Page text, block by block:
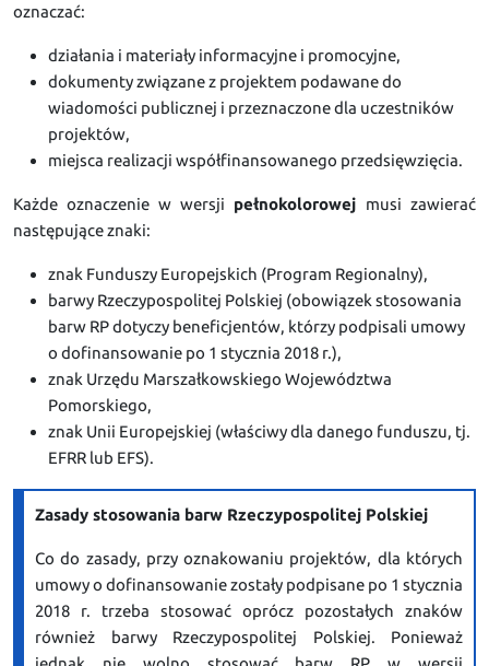
oznaczać:
działania i materiały informacyjne i promocyjne,
dokumenty związane z projektem podawane do
wiadomości publicznej i przeznaczone dla uczestników
projektów,
miejsca realizacji współfinansowanego przedsięwzięcia.
Każde oznaczenie w wersji pełnokolorowej musi zawierać
następujące znaki:
znak Funduszy Europejskich (Program Regionalny),
barwy Rzeczypospolitej Polskiej (obowiązek stosowania
barw RP dotyczy beneficjentów, którzy podpisali umowy
o dofinansowanie po 1 stycznia 2018 r.),
znak Urzędu Marszałkowskiego Województwa
Pomorskiego,
znak Unii Europejskiej (właściwy dla danego funduszu, tj.
EFRR lub EFS).
Zasady stosowania barw Rzeczypospolitej Polskiej
Co do zasady, przy oznakowaniu projektów, dla których
umowy o dofinansowanie zostały podpisane po 1 stycznia
2018 r. trzeba stosować oprócz pozostałych znaków
również barwy Rzeczypospolitej Polskiej. Ponieważ